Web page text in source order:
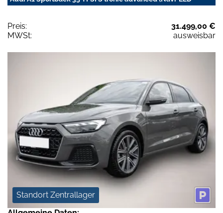
Preis:
31.499,00 €
MWSt:
ausweisbar
Standort Zentrallager